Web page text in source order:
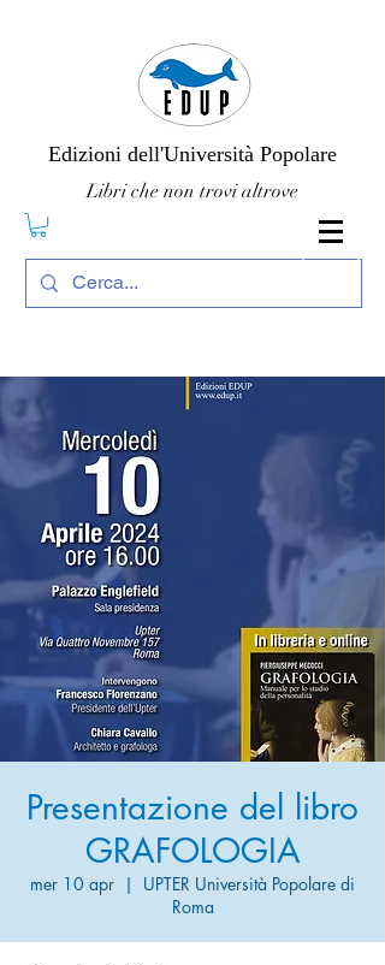
Edizioni dell'Università Popolare
Libri che non trovi altrove
Presentazione del libro
GRAFOLOGIA
mer 10 apr
  |
UPTER Università Popolare di
Roma